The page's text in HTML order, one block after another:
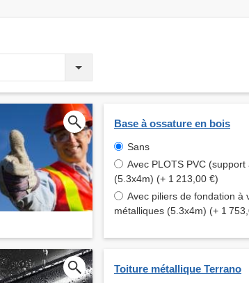
Base à ossature en bois
Sans
Avec PLOTS PVC (support
(5.3x4m) (+ 1 213,00 €)
Avec piliers de fondation à
métalliques (5.3x4m) (+ 1
Toiture métallique Terrano